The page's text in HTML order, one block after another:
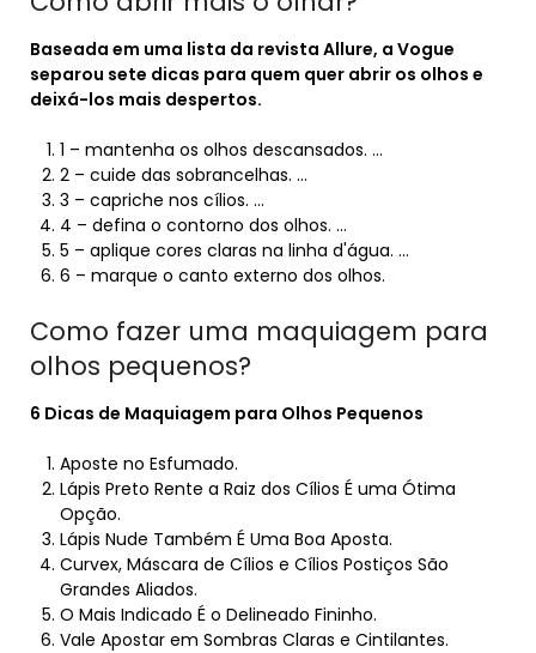
Baseada em uma lista da revista Allure, a Vogue
separou sete dicas para quem quer abrir os olhos e
deixá-los mais despertos.
1 – mantenha os olhos descansados. …
2 – cuide das sobrancelhas. …
3 – capriche nos cílios. …
4 – defina o contorno dos olhos. …
5 – aplique cores claras na linha d'água. …
6 – marque o canto externo dos olhos.
Como fazer uma maquiagem para
olhos pequenos?
6 Dicas de Maquiagem para Olhos Pequenos
Aposte no Esfumado.
Lápis Preto Rente a Raiz dos Cílios É uma Ótima
Opção.
Lápis Nude Também É Uma Boa Aposta.
Curvex, Máscara de Cílios e Cílios Postiços São
Grandes Aliados.
O Mais Indicado É o Delineado Fininho.
Vale Apostar em Sombras Claras e Cintilantes.